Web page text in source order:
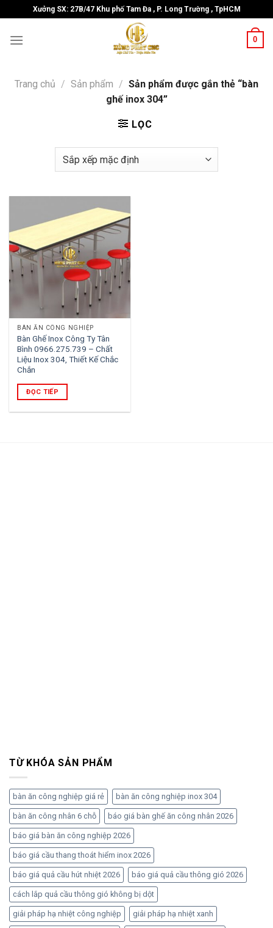
to
content
Xưởng SX: 27B/47 Khu phố Tam Đa , P. Long Trường , TpHCM
0
Trang chủ / Sản phẩm / Sản phẩm được gắn thẻ “bàn
ghế inox 304”
LỌC
BÀN ĂN CÔNG NGHIỆP
Bàn Ghế Inox Công Ty Tân
Bình 0966.275.739 – Chất
Liệu Inox 304, Thiết Kế Chắc
Chắn
ĐỌC TIẾP
TỪ KHÓA SẢN PHẨM
bàn ăn công nghiệp giá rẻ bàn ăn công nghiệp inox 304
bàn ăn công nhân 6 chỗ báo giá bàn ghế ăn công nhân 2026
báo giá bàn ăn công nghiệp 2026
báo giá cầu thang thoát hiểm inox 2026
báo giá quả cầu hút nhiệt 2026 báo giá quả cầu thông gió 2026
cách lắp quả cầu thông gió không bị dột
giải pháp hạ nhiệt công nghiệp giải pháp hạ nhiệt xanh